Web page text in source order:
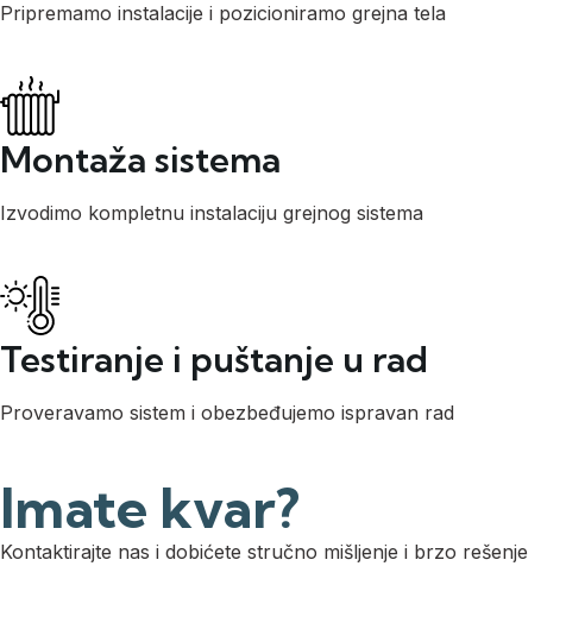
Pripremamo instalacije i pozicioniramo grejna tela
Montaža sistema
Izvodimo kompletnu instalaciju grejnog sistema
Testiranje i puštanje u rad
Proveravamo sistem i obezbeđujemo ispravan rad
Imate kvar?
Kontaktirajte nas i dobićete stručno mišljenje i brzo rešenje